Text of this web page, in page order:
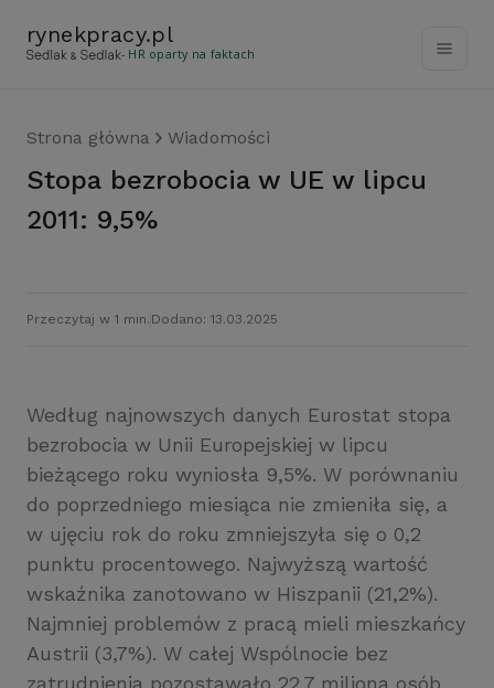
rynekpracy.pl
- HR oparty na faktach
Strona główna Wiadomości
Stopa bezrobocia w UE w lipcu
2011: 9,5%
Przeczytaj w 1 min. Dodano: 13.03.2025
Według najnowszych danych Eurostat stopa
bezrobocia w Unii Europejskiej w lipcu
bieżącego roku wyniosła 9,5%. W porównaniu
do poprzedniego miesiąca nie zmieniła się, a
w ujęciu rok do roku zmniejszyła się o 0,2
punktu procentowego. Najwyższą wartość
wskaźnika zanotowano w Hiszpanii (21,2%).
Najmniej problemów z pracą mieli mieszkańcy
Austrii (3,7%). W całej Wspólnocie bez
zatrudnienia pozostawało 22,7 miliona osób.